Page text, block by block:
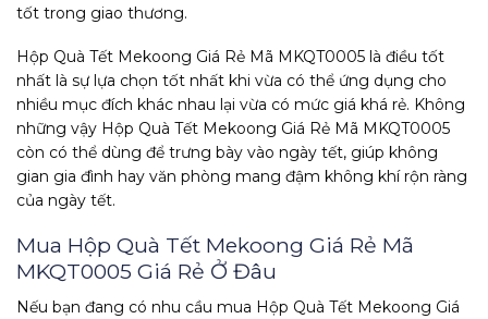
tốt trong giao thương.
Hộp Quà Tết Mekoong Giá Rẻ Mã MKQT0005 là điều tốt
nhất là sự lựa chọn tốt nhất khi vừa có thể ứng dụng cho
nhiều mục đích khác nhau lại vừa có mức giá khá rẻ. Không
những vậy Hộp Quà Tết Mekoong Giá Rẻ Mã MKQT0005
còn có thể dùng để trưng bày vào ngày tết, giúp không
gian gia đình hay văn phòng mang đậm không khí rộn ràng
của ngày tết.
Mua Hộp Quà Tết Mekoong Giá Rẻ Mã
MKQT0005 Giá Rẻ Ở Đâu
Nếu bạn đang có nhu cầu mua Hộp Quà Tết Mekoong Giá